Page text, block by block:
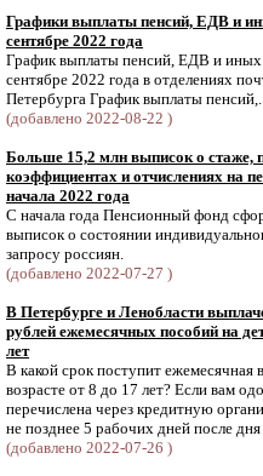
Графики выплаты пенсий, ЕДВ и
сентябре 2022 года
График выплаты пенсий, ЕДВ и иных
сентябре 2022 года в отделениях
Петербурга График выплаты
(добавлено 2022-08-22 )
Больше 15,2 млн выписок о стаже,
коэффициентах и отчислениях на
начала 2022 года
С начала года Пенсионный фонд
выписок о состоянии
запросу россиян.
(добавлено 2022-07-27 )
В Петербурге и Ленобласти
рублей ежемесячных пособий на
лет
В какой срок поступит ежемесячная
возрасте от 8 до 17 лет? Если вам
перечислена через кредитную
не позднее 5 рабочих дней после дня
(добавлено 2022-07-26 )